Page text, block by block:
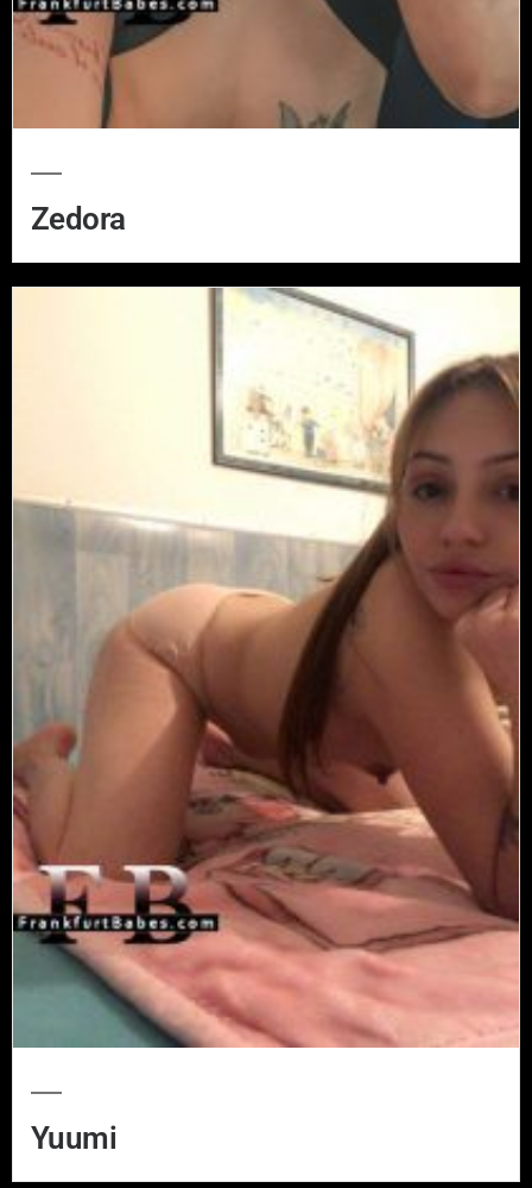
Zedora
Yuumi